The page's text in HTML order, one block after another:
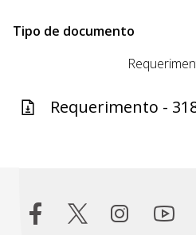
Tipo de documento
Requerimento -